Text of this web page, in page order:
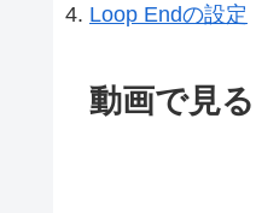
Loop Endの設定
動画で見る